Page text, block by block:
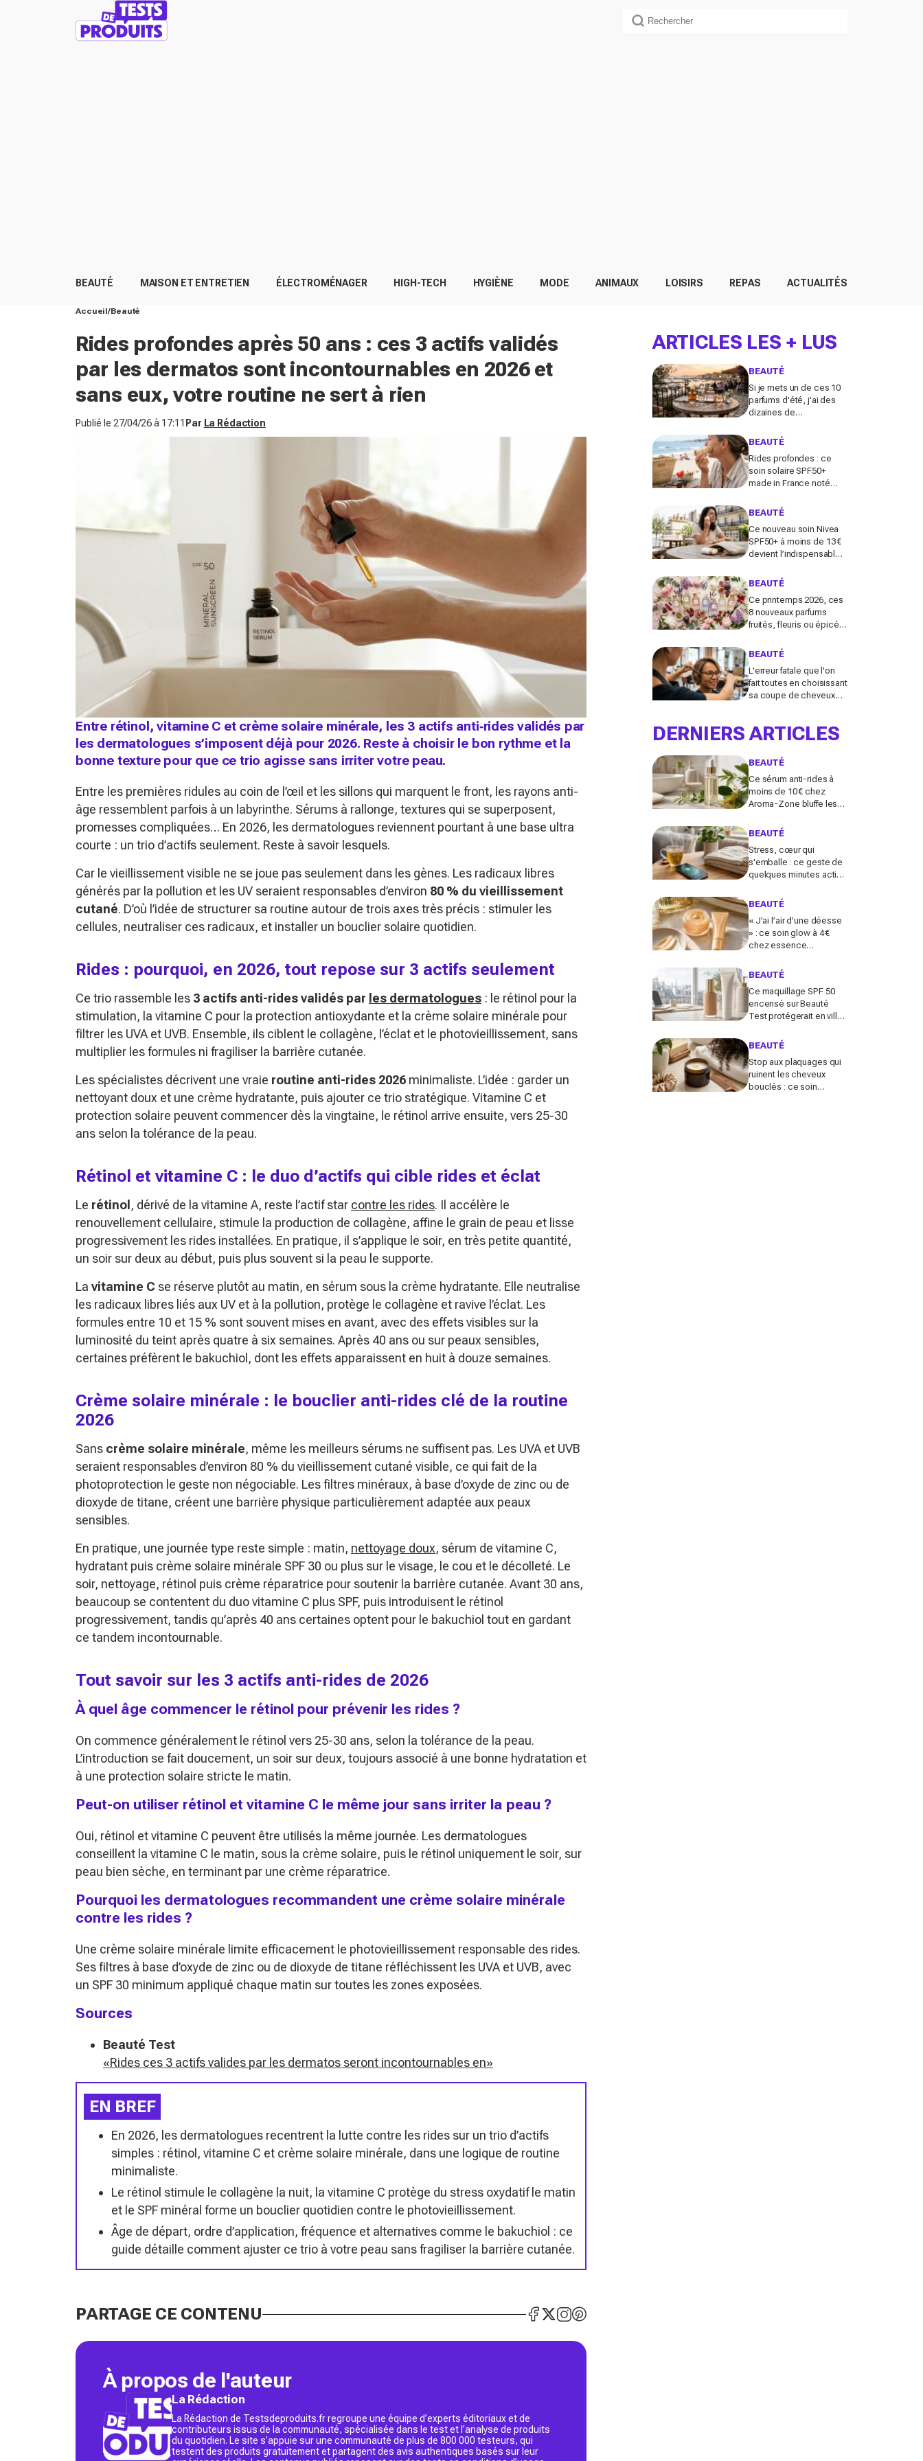
BEAUTÉ MAISON ET ENTRETIEN ÉLECTROMÉNAGER HIGH-TECH HYGIÈNE MODE ANIMAUX LOISIRS REPAS ACTUALITÉS
Accueil Beauté
Rides profondes après 50 ans : ces 3 actifs validés
par les dermatos sont incontournables en 2026 et
sans eux, votre routine ne sert à rien
Publié le 27/04/26 à 17:11 Par La Rédaction
Entre rétinol, vitamine C et crème solaire minérale, les 3 actifs anti‑rides validés par
les dermatologues s’imposent déjà pour 2026. Reste à choisir le bon rythme et la
bonne texture pour que ce trio agisse sans irriter votre peau.
Entre les premières ridules au coin de l’œil et les sillons qui marquent le front, les rayons anti-
âge ressemblent parfois à un labyrinthe. Sérums à rallonge, textures qui se superposent,
promesses compliquées… En 2026, les dermatologues reviennent pourtant à une base ultra
courte : un trio d’actifs seulement. Reste à savoir lesquels.
Car le vieillissement visible ne se joue pas seulement dans les gènes. Les radicaux libres
générés par la pollution et les UV seraient responsables d’environ 80 % du vieillissement
cutané. D’où l’idée de structurer sa routine autour de trois axes très précis : stimuler les
cellules, neutraliser ces radicaux, et installer un bouclier solaire quotidien.
Rides : pourquoi, en 2026, tout repose sur 3 actifs seulement
Ce trio rassemble les 3 actifs anti-rides validés par les dermatologues : le rétinol pour la
stimulation, la vitamine C pour la protection antioxydante et la crème solaire minérale pour
filtrer les UVA et UVB. Ensemble, ils ciblent le collagène, l’éclat et le photovieillissement, sans
multiplier les formules ni fragiliser la barrière cutanée.
Les spécialistes décrivent une vraie routine anti-rides 2026 minimaliste. L’idée : garder un
nettoyant doux et une crème hydratante, puis ajouter ce trio stratégique. Vitamine C et
protection solaire peuvent commencer dès la vingtaine, le rétinol arrive ensuite, vers 25-30
ans selon la tolérance de la peau.
Rétinol et vitamine C : le duo d’actifs qui cible rides et éclat
Le rétinol , dérivé de la vitamine A, reste l’actif star contre les rides. Il accélère le
renouvellement cellulaire, stimule la production de collagène, affine le grain de peau et lisse
progressivement les rides installées. En pratique, il s’applique le soir, en très petite quantité,
un soir sur deux au début, puis plus souvent si la peau le supporte.
La vitamine C se réserve plutôt au matin, en sérum sous la crème hydratante. Elle neutralise
les radicaux libres liés aux UV et à la pollution, protège le collagène et ravive l’éclat. Les
formules entre 10 et 15 % sont souvent mises en avant, avec des effets visibles sur la
luminosité du teint après quatre à six semaines. Après 40 ans ou sur peaux sensibles,
certaines préfèrent le bakuchiol, dont les effets apparaissent en huit à douze semaines.
Crème solaire minérale : le bouclier anti-rides clé de la routine
2026
Sans crème solaire minérale, même les meilleurs sérums ne suffisent pas. Les UVA et UVB
seraient responsables d’environ 80 % du vieillissement cutané visible, ce qui fait de la
photoprotection le geste non négociable. Les filtres minéraux, à base d’oxyde de zinc ou de
dioxyde de titane, créent une barrière physique particulièrement adaptée aux peaux
sensibles.
En pratique, une journée type reste simple : matin, nettoyage doux, sérum de vitamine C,
hydratant puis crème solaire minérale SPF 30 ou plus sur le visage, le cou et le décolleté. Le
soir, nettoyage, rétinol puis crème réparatrice pour soutenir la barrière cutanée. Avant 30 ans,
beaucoup se contentent du duo vitamine C plus SPF, puis introduisent le rétinol
progressivement, tandis qu’après 40 ans certaines optent pour le bakuchiol tout en gardant
ce tandem incontournable.
Tout savoir sur les 3 actifs anti-rides de 2026
À quel âge commencer le rétinol pour prévenir les rides ?
On commence généralement le rétinol vers 25-30 ans, selon la tolérance de la peau.
L’introduction se fait doucement, un soir sur deux, toujours associé à une bonne hydratation et
à une protection solaire stricte le matin.
Peut-on utiliser rétinol et vitamine C le même jour sans irriter la peau ?
Oui, rétinol et vitamine C peuvent être utilisés la même journée. Les dermatologues
conseillent la vitamine C le matin, sous la crème solaire, puis le rétinol uniquement le soir, sur
peau bien sèche, en terminant par une crème réparatrice.
Pourquoi les dermatologues recommandent une crème solaire minérale
contre les rides ?
Une crème solaire minérale limite efficacement le photovieillissement responsable des rides.
Ses filtres à base d’oxyde de zinc ou de dioxyde de titane réfléchissent les UVA et UVB, avec
un SPF 30 minimum appliqué chaque matin sur toutes les zones exposées.
Sources
Beauté Test
«Rides ces 3 actifs valides par les dermatos seront incontournables en»
EN BREF
En 2026, les dermatologues recentrent la lutte contre les rides sur un trio d’actifs
simples : rétinol, vitamine C et crème solaire minérale, dans une logique de routine
minimaliste.
Le rétinol stimule le collagène la nuit, la vitamine C protège du stress oxydatif le matin
et le SPF minéral forme un bouclier quotidien contre le photovieillissement.
Âge de départ, ordre d’application, fréquence et alternatives comme le bakuchiol : ce
guide détaille comment ajuster ce trio à votre peau sans fragiliser la barrière cutanée.
PARTAGE CE CONTENU
À propos de l'auteur
La Rédaction
La Rédaction de Testsdeproduits.fr regroupe une équipe d’experts éditoriaux et de
contributeurs issus de la communauté, spécialisée dans le test et l’analyse de produits
du quotidien. Le site s’appuie sur une communauté de plus de 800 000 testeurs, qui
testent des produits gratuitement et partagent des avis authentiques basés sur leur
ARTICLES LES + LUS
BEAUTÉ
Si je mets un de ces 10
parfums d'été, j'ai des
dizaines de
journée
BEAUTÉ
Rides profondes : ce
soin solaire SPF50+
made in France noté
de freiner leur apparition
BEAUTÉ
Ce nouveau soin Nivea
SPF50+ à moins de 13 €
devient l’indispensable
pour éviter les dégâts du
BEAUTÉ
Ce printemps 2026, ces
8 nouveaux parfums
fruités, fleuris ou épicés
Guerlain vont booster
BEAUTÉ
L'erreur fatale que l'on
fait toutes en choisissant
sa coupe de cheveux
DERNIERS ARTICLES
BEAUTÉ
Ce sérum anti-rides à
moins de 10 € chez
Aroma-Zone bluffe les
effet botox-like venu de
BEAUTÉ
Stress, cœur qui
s'emballe : ce geste de
quelques minutes active
système nerveux d'une
BEAUTÉ
« J’ai l’air d’une déesse
» : ce soin glow à 4 €
chez essence
en quelques secondes,
BEAUTÉ
Ce maquillage SPF 50
encensé sur Beauté
Test protégerait en ville
faut-il encore mettre une
BEAUTÉ
Stop aux plaquages qui
ruinent les cheveux
bouclés : ce soin